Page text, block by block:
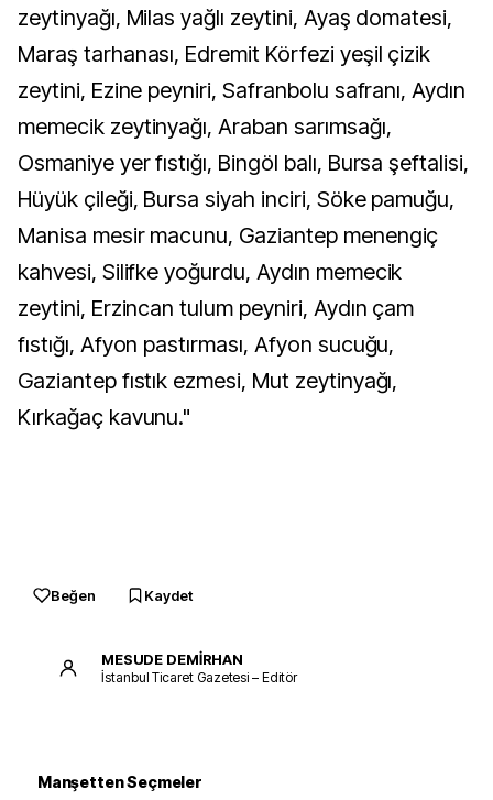
zeytinyağı, Milas yağlı zeytini, Ayaş domatesi,
Maraş tarhanası, Edremit Körfezi yeşil çizik
zeytini, Ezine peyniri, Safranbolu safranı, Aydın
memecik zeytinyağı, Araban sarımsağı,
Osmaniye yer fıstığı, Bingöl balı, Bursa şeftalisi,
Hüyük çileği, Bursa siyah inciri, Söke pamuğu,
Manisa mesir macunu, Gaziantep menengiç
kahvesi, Silifke yoğurdu, Aydın memecik
zeytini, Erzincan tulum peyniri, Aydın çam
fıstığı, Afyon pastırması, Afyon sucuğu,
Gaziantep fıstık ezmesi, Mut zeytinyağı,
Kırkağaç kavunu."
Beğen Kaydet
MESUDE DEMİRHAN
İstanbul Ticaret Gazetesi – Editör
Manşetten Seçmeler